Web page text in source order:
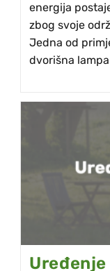
energija
zbog svoje
Jedna od
dvorišna